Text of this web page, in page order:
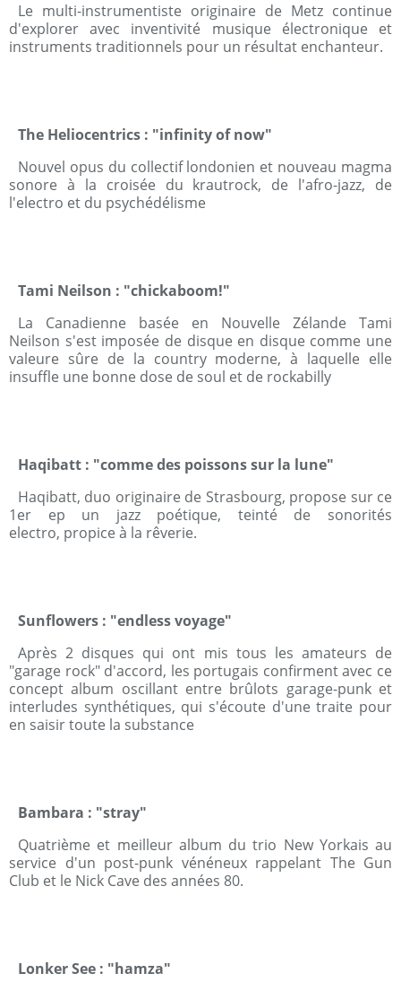
Le multi-instrumentiste originaire de Metz continue
d'explorer avec inventivité musique électronique et
instruments traditionnels pour un résultat enchanteur.
The Heliocentrics : "infinity of now"
Nouvel opus du collectif londonien et nouveau magma
sonore à la croisée du krautrock, de l'afro-jazz, de
l'electro et du psychédélisme
Tami Neilson : "chickaboom!"
La Canadienne basée en Nouvelle Zélande Tami
Neilson s'est imposée de disque en disque comme une
valeure sûre de la country moderne, à laquelle elle
insuffle une bonne dose de soul et de rockabilly
Haqibatt : "comme des poissons sur la lune"
Haqibatt, duo originaire de Strasbourg, propose sur ce
1er ep un jazz poétique, teinté de sonorités
electro, propice à la rêverie.
Sunflowers : "endless voyage"
Après 2 disques qui ont mis tous les amateurs de
"garage rock" d'accord, les portugais confirment avec ce
concept album oscillant entre brûlots garage-punk et
interludes synthétiques, qui s'écoute d'une traite pour
en saisir toute la substance
Bambara : "stray"
Quatrième et meilleur album du trio New Yorkais au
service d'un post-punk vénéneux rappelant The Gun
Club et le Nick Cave des années 80.
Lonker See : "hamza"